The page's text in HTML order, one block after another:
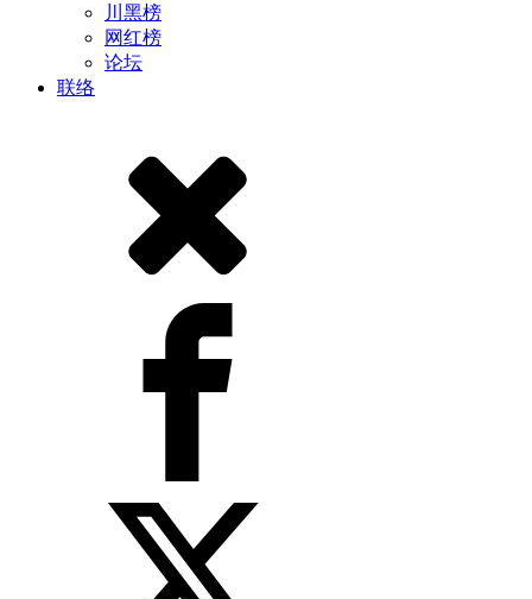
川黑榜
网红榜
论坛
联络